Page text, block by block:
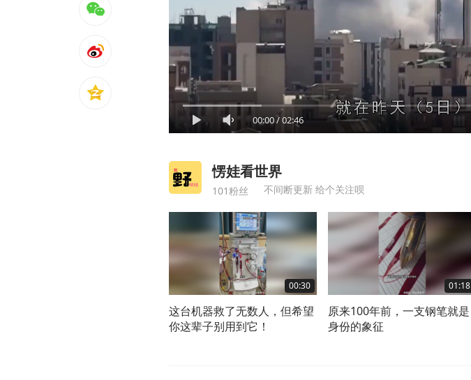
00:00/02:46
愣娃看世界
101粉丝 不间断更新 给个关注呗
00:30
这台机器救了无数人，但希望
你这辈子别用到它！
01:18
原来100年前，一支钢笔就是
身份的象征